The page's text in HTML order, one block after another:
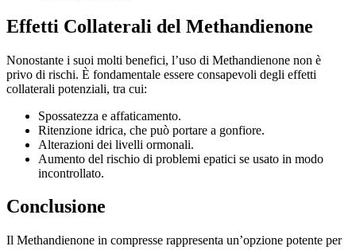
Effetti Collaterali del Methandienone
Nonostante i suoi molti benefici, l’uso di Methandienone non è
privo di rischi. È fondamentale essere consapevoli degli effetti
collaterali potenziali, tra cui:
Spossatezza e affaticamento.
Ritenzione idrica, che può portare a gonfiore.
Alterazioni dei livelli ormonali.
Aumento del rischio di problemi epatici se usato in modo
incontrollato.
Conclusione
Il Methandienone in compresse rappresenta un’opzione potente per